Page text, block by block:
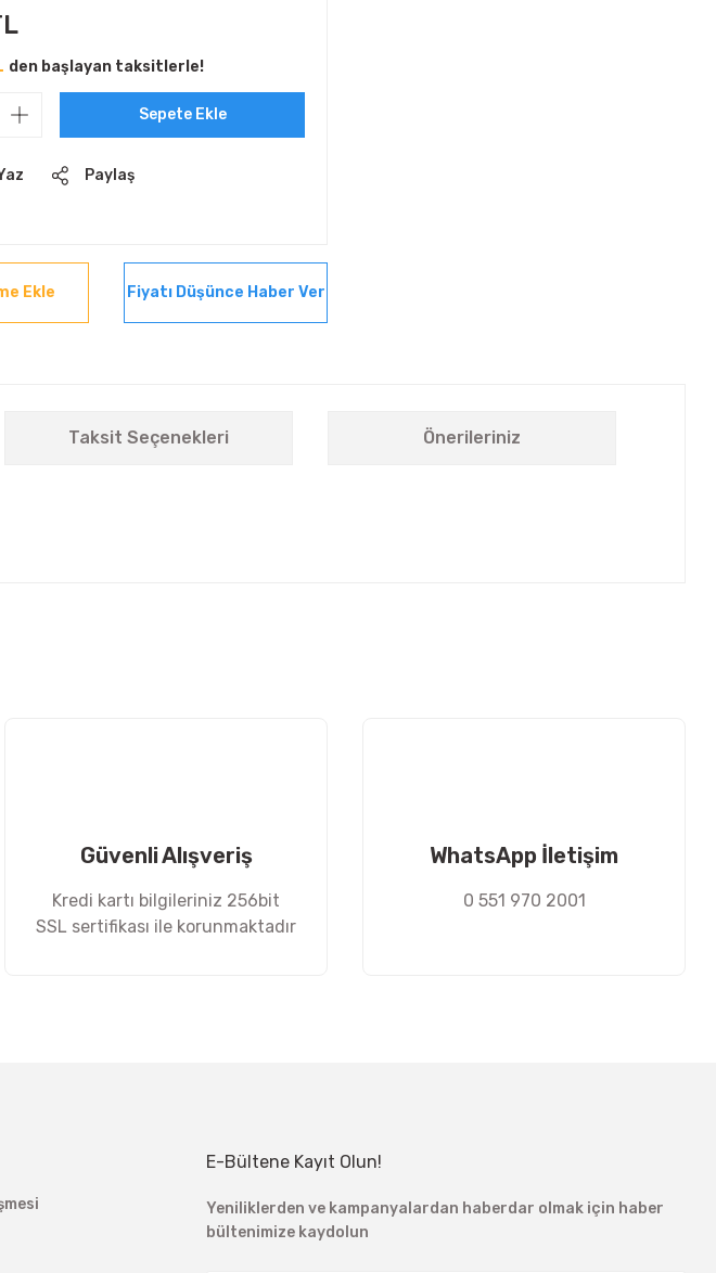
den başlayan taksitlerle!
Sepete Ekle
Paylaş
Fiyatı Düşünce Haber Ver
Taksit Seçenekleri Önerileriniz
Güvenli Alışveriş
Kredi kartı bilgileriniz 256bit
SSL sertifikası ile korunmaktadır
WhatsApp İletişim
0 551 970 2001
E-Bültene Kayıt Olun!
Yeniliklerden ve kampanyalardan haberdar olmak için haber
bültenimize kaydolun